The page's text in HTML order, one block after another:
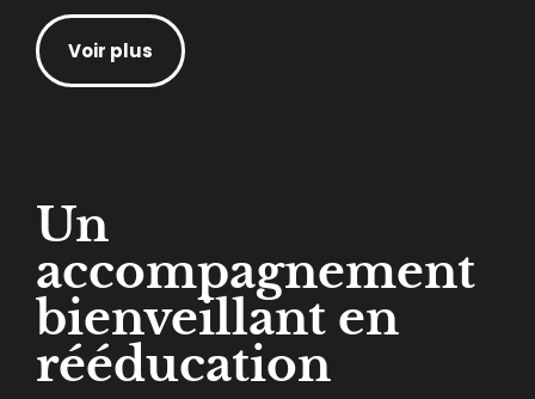
Voir plus
Un
accompagnement
bienveillant en
rééducation